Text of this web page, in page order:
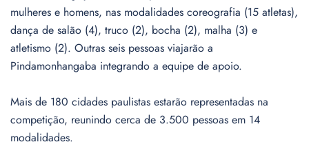
mulheres e homens, nas modalidades coreografia (15 atletas),
dança de salão (4), truco (2), bocha (2), malha (3) e
atletismo (2). Outras seis pessoas viajarão a
Pindamonhangaba integrando a equipe de apoio.
Mais de 180 cidades paulistas estarão representadas na
competição, reunindo cerca de 3.500 pessoas em 14
modalidades.